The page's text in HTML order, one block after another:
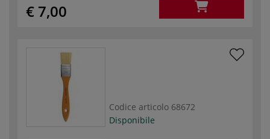
€ 7,00
Codice articolo 68672
Disponibile